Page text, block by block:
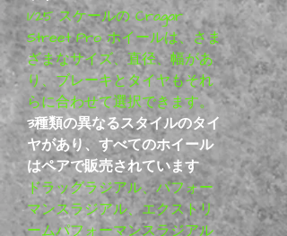
1/25 スケールの Cragar
Street Pro ホイールは、さま
ざまなサイズ、直径、幅があ
り、ブレーキとタイヤもそれ
らに合わせて選択できます。
3種類の異なるスタイルのタイ
ヤがあり、すべてのホイール
はペアで販売されています
ドラッグラジアル、パフォー
マンスラジアル、エクストリ
ームパフォーマンスラジアル